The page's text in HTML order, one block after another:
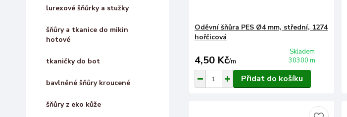
lurexové šňůrky a stužky
šňůry a tkanice do mikin
hotové
tkaničky do bot
bavlněné šňůry kroucené
šňůry z eko kůže
Oděvní šňůra PES Ø4 mm, střední, 1274
hořčicová
4,50 Kč/m
Skladem
30300 m
Přidat do košíku